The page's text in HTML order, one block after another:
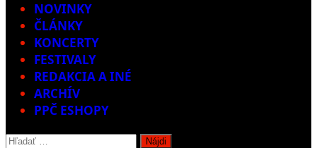
NOVINKY
ČLÁNKY
KONCERTY
FESTIVALY
REDAKCIA A INÉ
ARCHÍV
PPČ ESHOPY
Hľadať: